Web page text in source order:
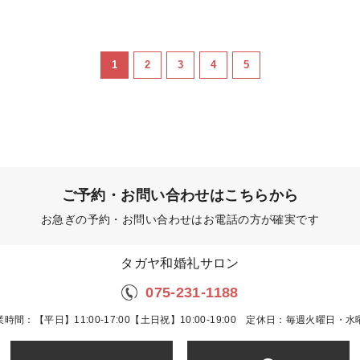
1 2 3 4 5
ご予約・お問い合わせはこちらから
お急ぎの予約・お問い合わせはお電話の方が確実です
タガヤ和婚礼サロン
075-231-1188
時間：【平日】11:00-17:00【土日祝】10:00-19:00 定休日：毎週火曜日・水